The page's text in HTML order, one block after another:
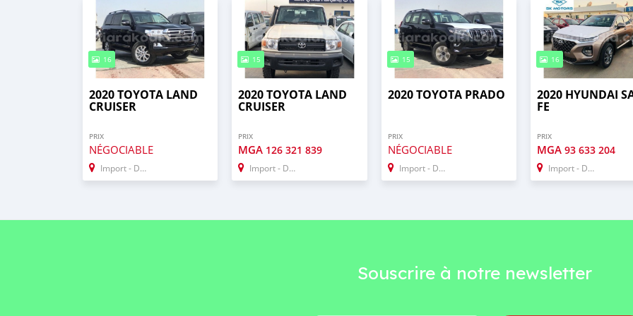
16
2020 TOYOTA LAND
CRUISER
PRIX
NÉGOCIABLE
Import - Dubai
15
2020 TOYOTA LAND
CRUISER
PRIX
MGA 126 321 839
Import - Dubai
15
2020 TOYOTA PRADO
PRIX
NÉGOCIABLE
Import - Dubai
16
2020 HYUNDAI
FE
PRIX
MGA 93 633 204
Import - Dubai
Souscrire à notre newsletter